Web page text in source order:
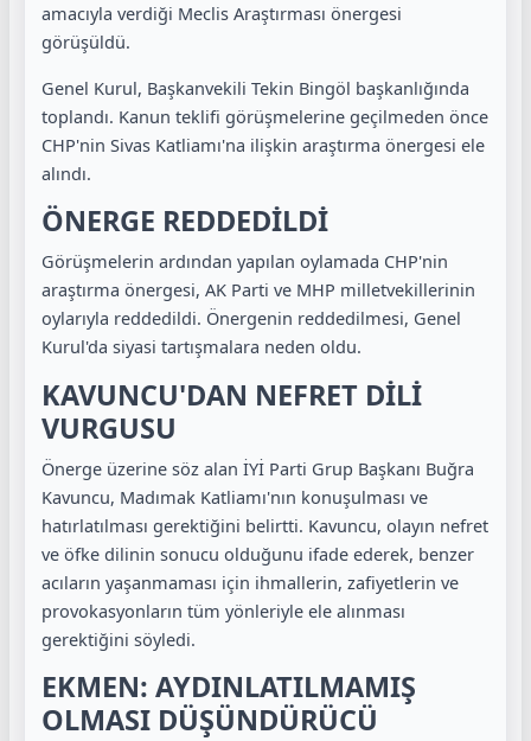
amacıyla verdiği Meclis Araştırması önergesi
görüşüldü.
Genel Kurul, Başkanvekili Tekin Bingöl başkanlığında
toplandı. Kanun teklifi görüşmelerine geçilmeden önce
CHP'nin Sivas Katliamı'na ilişkin araştırma önergesi ele
alındı.
ÖNERGE REDDEDİLDİ
Görüşmelerin ardından yapılan oylamada CHP'nin
araştırma önergesi, AK Parti ve MHP milletvekillerinin
oylarıyla reddedildi. Önergenin reddedilmesi, Genel
Kurul'da siyasi tartışmalara neden oldu.
KAVUNCU'DAN NEFRET DİLİ
VURGUSU
Önerge üzerine söz alan İYİ Parti Grup Başkanı Buğra
Kavuncu, Madımak Katliamı'nın konuşulması ve
hatırlatılması gerektiğini belirtti. Kavuncu, olayın nefret
ve öfke dilinin sonucu olduğunu ifade ederek, benzer
acıların yaşanmaması için ihmallerin, zafiyetlerin ve
provokasyonların tüm yönleriyle ele alınması
gerektiğini söyledi.
EKMEN: AYDINLATILMAMIŞ
OLMASI DÜŞÜNDÜRÜCÜ